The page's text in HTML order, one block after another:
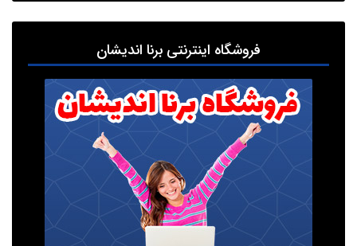
فروشگاه اینترنتی برنا اندیشان